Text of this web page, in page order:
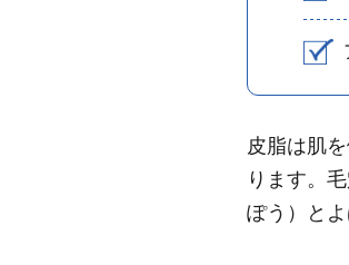
皮脂は肌
ります。
ぽう）と